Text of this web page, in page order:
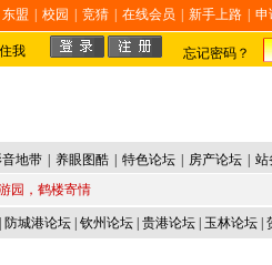
东盟 校园 竞猜 在线会员 新手上路 申
我 忘记密码？
地带 养眼图酷 特色论坛 房产论坛 站
园，鹤楼寄情
防城港论坛 钦州论坛 贵港论坛 玉林论坛